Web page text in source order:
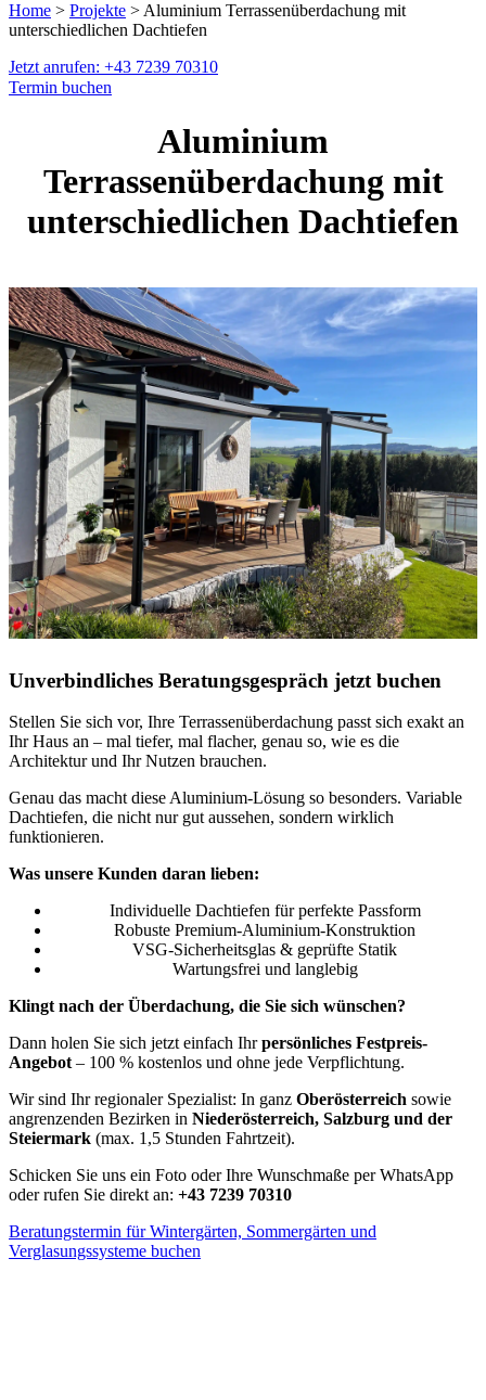
Home > Projekte > Aluminium Terrassenüberdachung mit
unterschiedlichen Dachtiefen
Jetzt anrufen: +43 7239 70310
Termin buchen
Aluminium
Terrassenüberdachung mit
unterschiedlichen Dachtiefen
Unverbindliches Beratungsgespräch jetzt buchen
Stellen Sie sich vor, Ihre Terrassenüberdachung passt sich exakt an
Ihr Haus an – mal tiefer, mal flacher, genau so, wie es die
Architektur und Ihr Nutzen brauchen.
Genau das macht diese Aluminium-Lösung so besonders. Variable
Dachtiefen, die nicht nur gut aussehen, sondern wirklich
funktionieren.
Was unsere Kunden daran lieben:
Individuelle Dachtiefen für perfekte Passform
Robuste Premium-Aluminium-Konstruktion
VSG-Sicherheitsglas & geprüfte Statik
Wartungsfrei und langlebig
Klingt nach der Überdachung, die Sie sich wünschen?
Dann holen Sie sich jetzt einfach Ihrpersönliches Festpreis-
Angebot – 100 % kostenlos und ohne jede Verpflichtung.
Wir sind Ihr regionaler Spezialist: In ganz Oberösterreich sowie
angrenzenden Bezirken in Niederösterreich, Salzburg und der
Steiermark (max. 1,5 Stunden Fahrtzeit).
Schicken Sie uns ein Foto oder Ihre Wunschmaße per WhatsApp
oder rufen Sie direkt an: +43 7239 70310
Beratungstermin für Wintergärten, Sommergärten und
Verglasungssysteme buchen